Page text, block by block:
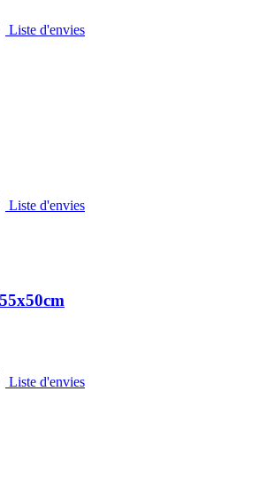
Liste d'envies
Liste d'envies
Liste d'envies